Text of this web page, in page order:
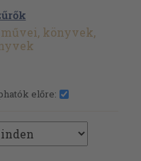
könyvek,
előre: